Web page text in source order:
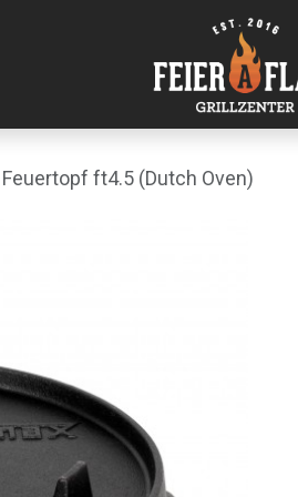
ft4.5 (Dutch Oven)